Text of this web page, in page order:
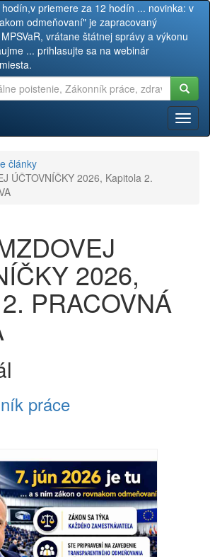
priemere za 12 hodín ... novinka: v
odmeňovaní" je zapracovaný
vrátane štátnej správy a výkonu
... prihlasujte sa na webinár
články
ÚČTOVNÍČKY 2026, Kapitola 2.
2026,
PRACOVNÁ
práce